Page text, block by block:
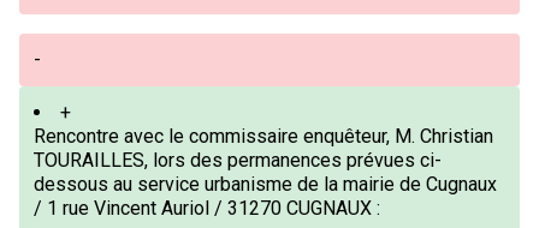
-
+
Rencontre avec le commissaire enquêteur, M. Christian
TOURAILLES, lors des permanences prévues ci-
dessous au service urbanisme de la mairie de Cugnaux
/ 1 rue Vincent Auriol / 31270 CUGNAUX :